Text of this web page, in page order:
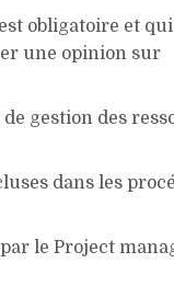
obligatoire et
une opinion sur
gestion des
dans les
le Project